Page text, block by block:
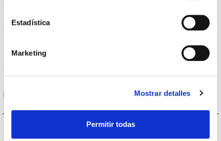
Estadística
Marketing
Mostrar detalles
Permitir todas
Body
load
(Temperature Evacuation Skin System)
Performance